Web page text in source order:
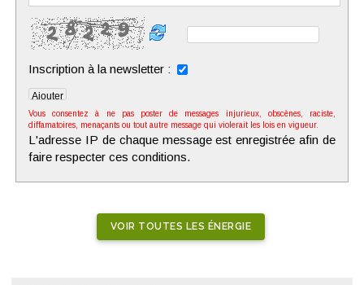
Inscription à la newsletter :
Vous consentez à ne pas poster de messages injurieux, obscènes, raciste,
diffamatoires, menaçants ou tout autre message qui violerait les lois en vigueur.
L'adresse IP de chaque message est enregistrée afin de
faire respecter ces conditions.
VOIR TOUTES LES ÉNERGIE